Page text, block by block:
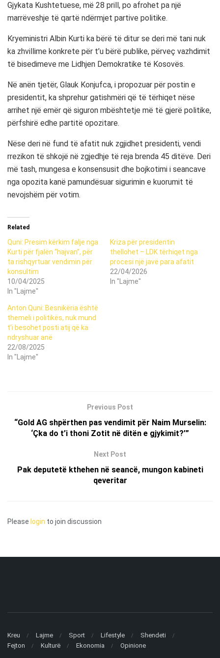
Gjykata Kushtetuese, më 28 prill, po afrohet pa një
marrëveshje të qartë ndërmjet partive politike.
Kryeministri Albin Kurti ka bërë të ditur se deri më tani nuk
ka zhvillime konkrete për t’u bërë publike, përveç vazhdimit
të bisedimeve me Lidhjen Demokratike të Kosovës.
Në anën tjetër, Glauk Konjufca, i propozuar për postin e
presidentit, ka shprehur gatishmëri që të tërhiqet nëse
arrihet një emër që siguron mbështetje më të gjerë politike,
përfshirë edhe partitë opozitare.
Nëse deri në fund të afatit nuk zgjidhet presidenti, vendi
rrezikon të shkojë në zgjedhje të reja brenda 45 ditëve. Deri
më tash, mungesa e konsensusit dhe bojkotimi i seancave
nga opozita kanë pamundësuar sigurimin e kuorumit të
nevojshëm për votim.
Related
Quni: Presim kërkim falje nga
Kurti për fjalën “hajvan”, për
ta rishqyrtuar vendimin për
konsultim
10/04/2025
In "Lajme"
Kriza për presidentin
thellohet – LDK tërhiqet nga
procesi një javë para afatit
22/04/2026
In "Lajme"
Anton Quni: Besnikëria është
themeli i politikës, nuk mund
t’i besohet posti atij që ka
ndryshuar anë
22/08/2025
In "Lajme"
Previous Post
“Gold AG shpërthen pas vendimit për Naim Murselin:
‘Çka do t’i thoni Zotit në ditën e gjykimit?’”
Next Post
Pak deputetë kthehen në seancë, mungon kabineti
qeveritar
Please login to join discussion
Kreu Lajme Sport Lifestyle
Shendeti
Fejton
Kulturë Ekonomia Opinione